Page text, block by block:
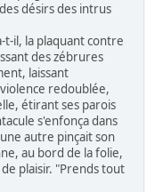
désirs des intrus
t-il, la plaquant contre
des zébrures
laissant
redoublée,
étirant ses parois
s'enfonça dans
autre pinçait son
au bord de la folie,
plaisir. "Prends tout